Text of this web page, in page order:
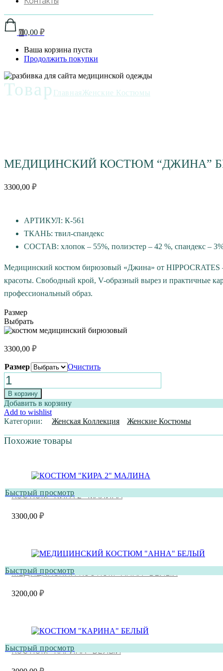
0 0,00 ₽
Ваша корзина пуста
Продолжить покупки
Товар ГлавнаяЖенские Костюмы
МЕДИЦИНСКИЙ КОСТЮМ “ДЖИНА”
3300,00 ₽
АРТИКУЛ: К-561
ТКАНЬ: твил-спандекс
СОСТАВ: хлопок – 55%, полиэстер – 42 %, спандекс –
Медицинский костюм бирюзовый «Джина» от HIPPOCRATES
красоты. Свободный крой, V-образный вырез и практичные
профессиональный образ.
Размер
Выбрать
3300,00 ₽
Размер
Очистить
Количество
товара
МЕДИЦИНСКИЙ
КОСТЮМ
"ДЖИНА"
БИРЮЗОВЫЙ
В корзину
Добавить в корзину
Add to wishlist
Категории:
Женская Коллекция Женские Костюмы
Похожие товары
Быстрый просмотр
КОСТЮМ “КИРА 2” МАЛИНА
3300,00 ₽
Быстрый просмотр
МЕДИЦИНСКИЙ КОСТЮМ “АННА” БЕЛЫЙ
3200,00 ₽
Быстрый просмотр
КОСТЮМ “КАРИНА” БЕЛЫЙ